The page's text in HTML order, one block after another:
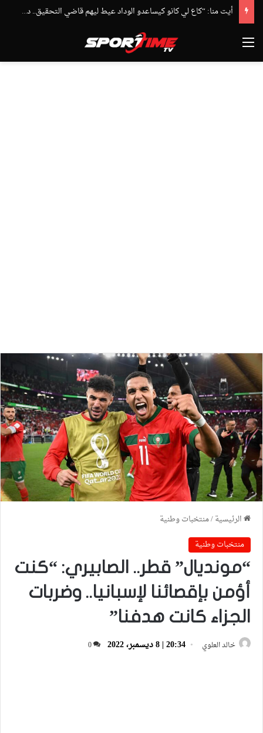
أيت منا: “كاع لي كانو كيساعدو الوداد عيط ليهم قاضي التحقيق.. دابا حتى شي واحد ما بقا باغي يعاون”
القائمة
الرئيسية/منتخبات وطنية
منتخبات وطنية
“مونديال” قطر.. الصابيري: “كنت
أؤمن بإقصائنا لإسبانيا.. وضربات
الجزاء كانت هدفنا”
خالد العلوي 20:34 | 8 ديسمبر، 2022 0